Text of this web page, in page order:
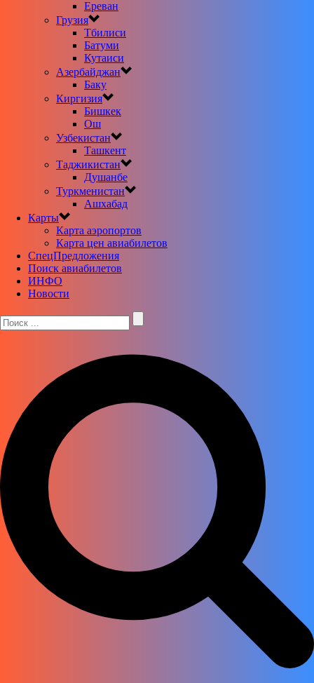
Ереван
Грузия
Тбилиси
Батуми
Кутаиси
Азербайджан
Баку
Киргизия
Бишкек
Ош
Узбекистан
Ташкент
Таджикистан
Душанбе
Туркменистан
Ашхабад
Карты
Карта аэропортов
Карта цен авиабилетов
CпецПредложения
Поиск авиабилетов
ИНФО
Новости